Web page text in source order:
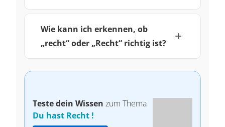
Wie kann ich erkennen, ob
„recht“ oder „Recht“ richtig ist?
Teste dein Wissen zum Thema
Du hast Recht !